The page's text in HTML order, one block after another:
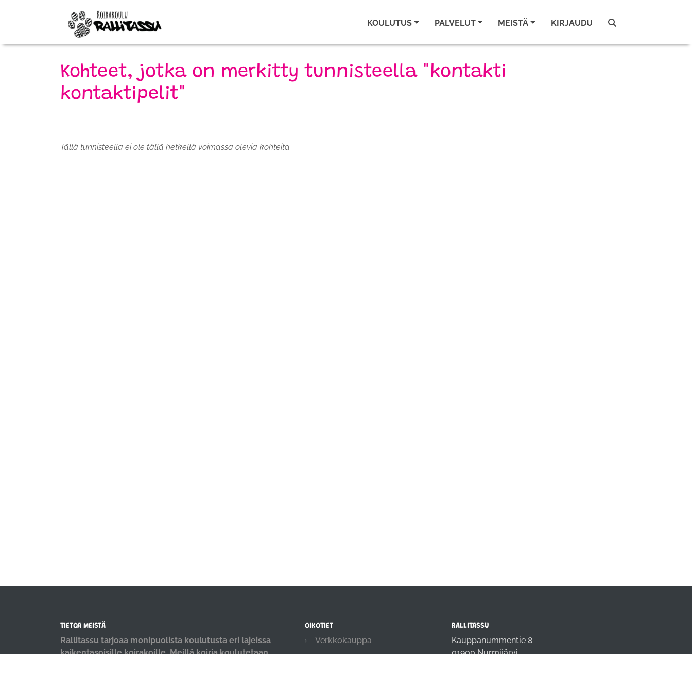
KOULUTUS PALVELUT MEISTÄ KIRJAUDU
Kohteet, jotka on merkitty tunnisteella "kontakti
kontaktipelit"
Tällä tunnisteella ei ole tällä hetkellä voimassa olevia kohteita
TIETOA MEISTÄ
Rallitassu tarjoaa monipuolista koulutusta eri lajeissa
kaikentasoisille koirakoille. Meillä koiria koulutetaan
OIKOTIET
Verkkokauppa
RALLITASSU
Kauppanummentie 8
01900 Nurmijärvi